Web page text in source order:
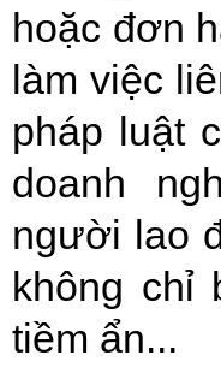
hoặc đơn
làm việc
pháp luật
doanh
người lao
không chỉ
tiềm ẩn...